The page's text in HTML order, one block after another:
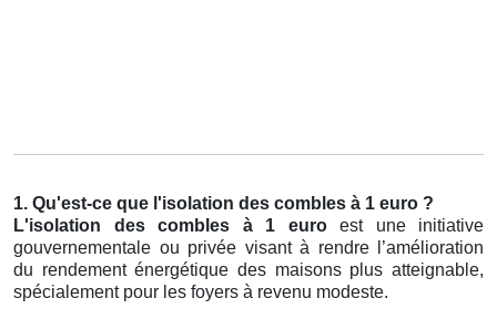
1. Qu'est-ce que l'isolation des combles à 1 euro ?
L'isolation des combles à 1 euroest une initiative
gouvernementale ou privée visant à rendre l’amélioration
du rendement énergétique des maisons plus atteignable,
spécialement pour les foyers à revenu modeste.